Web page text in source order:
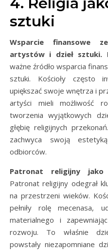
sztuki
Wsparcie finansowe
artystów i dzieł sztuki.
ważne źródło wsparcia
sztuki. Kościoły często
upiększać swoje wnętrza i
artyści mieli możliwość
tworzenia wyjątkowych
głębię religijnych
zachwyca swoją
odbiorców.
Patronat religijny
Patronat religijny odegrał
na przestrzeni wieków.
pełniły rolę mecenasa,
materialnego i
rozwoju. To właśnie
powstały niezapomniane